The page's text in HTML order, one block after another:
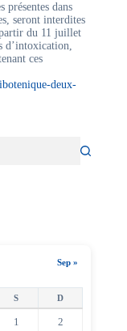
présentes dans
seront interdites
du 11 juillet
d’intoxication,
ces
deux-
Sep »
1 2